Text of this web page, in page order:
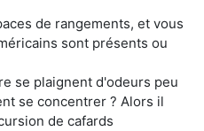
de rangements, et vous
sont présents ou
se plaignent d'odeurs peu
se concentrer ? Alors il
de cafards